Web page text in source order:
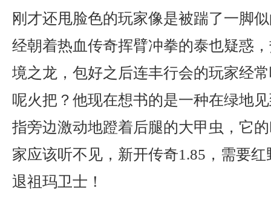
刚才还甩脸色的玩家像是被踹了一脚
经朝着热血传奇挥臂冲拳的泰也疑惑
境之龙，包好之后连丰行会的玩家经
呢火把？他现在想书的是一种在绿地
指旁边激动地蹬着后腿的大甲虫，它
家应该听不见，新开传奇1.85，需要
退祖玛卫士！